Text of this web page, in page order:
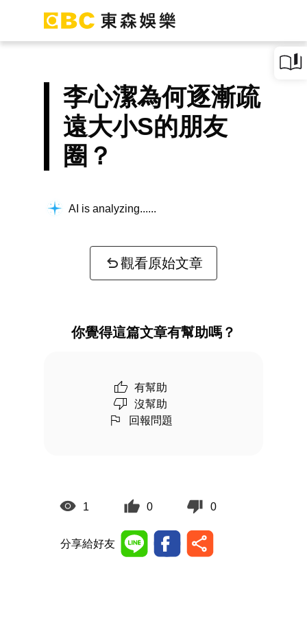
李心潔為何逐漸疏
遠大小S的朋友
圈？
AI is analyzing...
觀看原始文章
你覺得這篇文章有幫助嗎？
有幫助
沒幫助
回報問題
1 0 0
分享給好友